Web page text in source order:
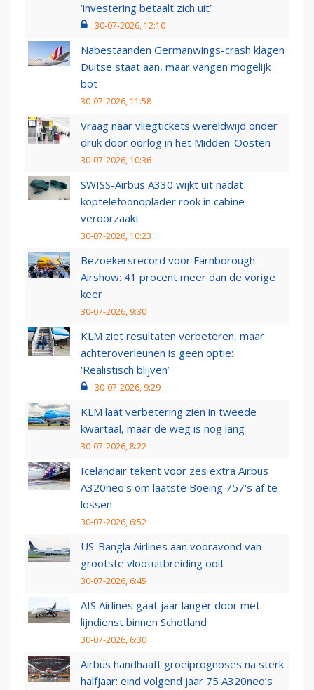
‘investering betaalt zich uit’
30-07-2026, 12:10
Nabestaanden Germanwings-crash klagen
Duitse staat aan, maar vangen mogelijk
bot
30-07-2026, 11:58
Vraag naar vliegtickets wereldwijd onder
druk door oorlog in het Midden-Oosten
30-07-2026, 10:36
SWISS-Airbus A330 wijkt uit nadat
koptelefoonoplader rook in cabine
veroorzaakt
30-07-2026, 10:23
Bezoekersrecord voor Farnborough
Airshow: 41 procent meer dan de vorige
keer
30-07-2026, 9:30
KLM ziet resultaten verbeteren, maar
achteroverleunen is geen optie:
‘Realistisch blijven’
30-07-2026, 9:29
KLM laat verbetering zien in tweede
kwartaal, maar de weg is nog lang
30-07-2026, 8:22
Icelandair tekent voor zes extra Airbus
A320neo's om laatste Boeing 757's af te
lossen
30-07-2026, 6:52
US-Bangla Airlines aan vooravond van
grootste vlootuitbreiding ooit
30-07-2026, 6:45
AIS Airlines gaat jaar langer door met
lijndienst binnen Schotland
30-07-2026, 6:30
Airbus handhaaft groeiprognoses na sterk
halfjaar: eind volgend jaar 75 A320neo’s